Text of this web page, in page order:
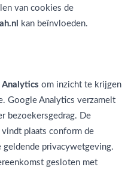
van cookies de
kan beïnvloeden.
Analytics om inzicht te krijgen
Google Analytics verzamelt
bezoekersgedrag. De
plaats conform de
privacywetgeving.
gesloten met